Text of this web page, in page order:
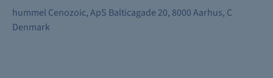
hummel Cenozoic, ApS Balticagade 20, 8000 Aarhus, C
Denmark